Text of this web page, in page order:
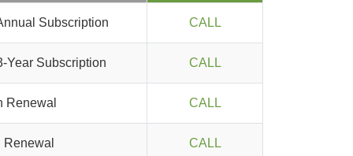
Subscription CALL
Year Subscription CALL
Renewal CALL
CALL